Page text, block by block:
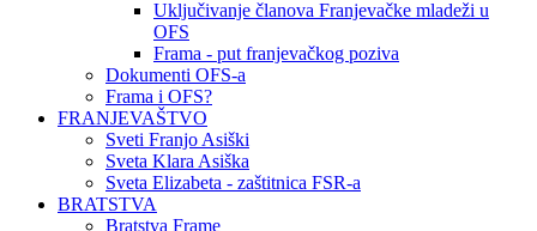
Uključivanje članova Franjevačke mladeži u
OFS
Frama - put franjevačkog poziva
Dokumenti OFS-a
Frama i OFS?
FRANJEVAŠTVO
Sveti Franjo Asiški
Sveta Klara Asiška
Sveta Elizabeta - zaštitnica FSR-a
BRATSTVA
Bratstva Frame